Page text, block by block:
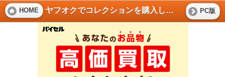
HOME ヤフオクでコレクションを購入した事例1 PC版